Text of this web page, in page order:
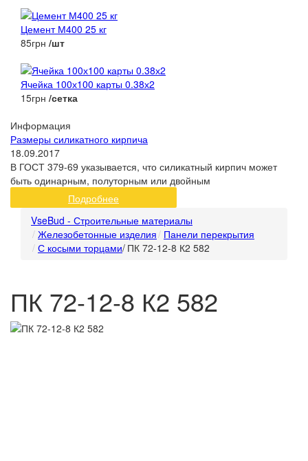
Цемент М400 25 кг
85грн /шт
Ячейка 100х100 карты 0.38х2
15грн /сетка
Информация
Размеры силикатного кирпича
18.09.2017
В ГОСТ 379-69 указывается, что силикатный кирпич может
быть одинарным, полуторным или двойным
Подробнее
VseBud - Строительные материалы
Железобетонные изделия Панели перекрытия
С косыми торцами/ ПК 72-12-8 К2 582
ПК 72-12-8 К2 582